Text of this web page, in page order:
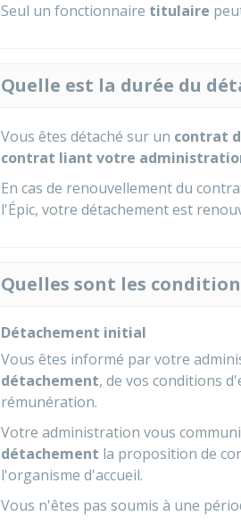
Seul un fonctionnaire titulaire
Quelle est la durée du
Vous êtes détaché sur un contrat
contrat liant votre
En cas de renouvellement du
l'Épic, votre détachement est
Quelles sont les
Détachement initial
Vous êtes informé par votre
détachement, de vos conditions
rémunération.
Votre administration vous
détachement la proposition de
l'organisme d'accueil.
Vous n'êtes pas soumis à une